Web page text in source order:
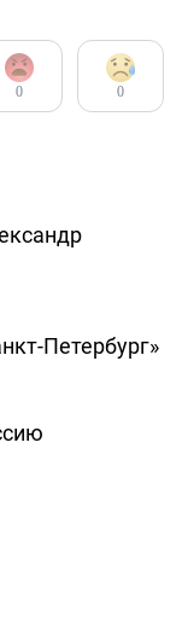
0 0
Петербург»